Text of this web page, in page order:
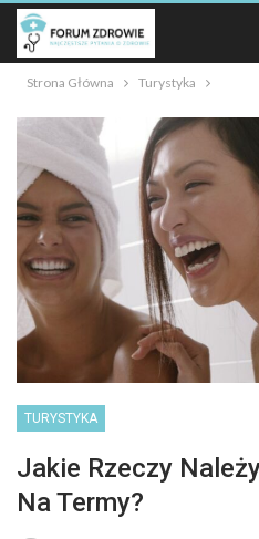
Strona Główna Turystyka
TURYSTYKA
Jakie Rzeczy
Na Termy?